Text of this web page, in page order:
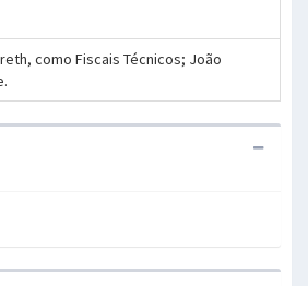
como Fiscais Técnicos; João